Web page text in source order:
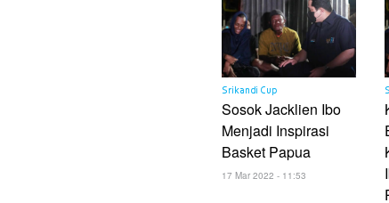
Srikandi Cup
Sosok Jacklien Ibo
Menjadi Inspirasi
Basket Papua
17 Mar 2022 - 11:53